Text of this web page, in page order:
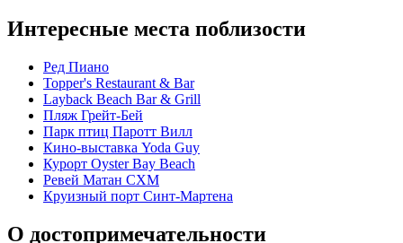
Интересные места поблизости
Ред Пиано
Topper's Restaurant & Bar
Layback Beach Bar & Grill
Пляж Грейт-Бей
Парк птиц Паротт Вилл
Кино-выставка Yoda Guy
Курорт Oyster Bay Beach
Ревей Матан СХМ
Круизный порт Синт-Мартена
О достопримечательности